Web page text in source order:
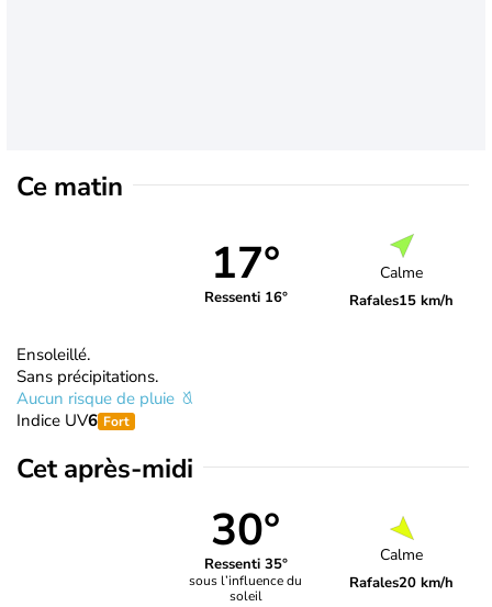
Ce matin
17°
Ressenti 16°
Calme
Rafales15 km/h
Ensoleillé.
Sans précipitations.
Aucun risque de pluie
Indice UV6 Fort
Cet après-midi
30°
Ressenti 35°
sous l’influence du
soleil
Calme
Rafales20 km/h